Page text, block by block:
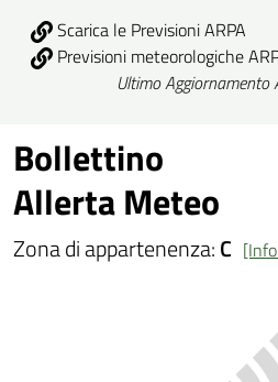
Scarica le Previsioni ARPA
Previsioni meteorologiche
Ultimo
Bollettino
Allerta Meteo
Zona di appartenenza:C